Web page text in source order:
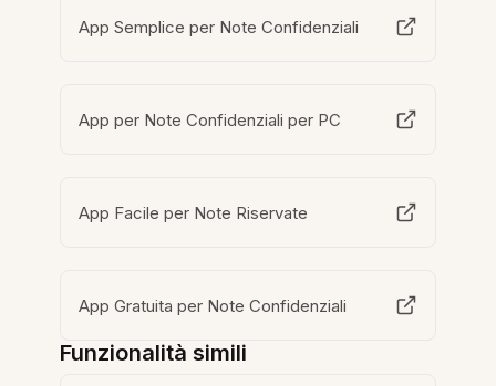
App Semplice per Note Confidenziali
App per Note Confidenziali per PC
App Facile per Note Riservate
App Gratuita per Note Confidenziali
Funzionalità simili